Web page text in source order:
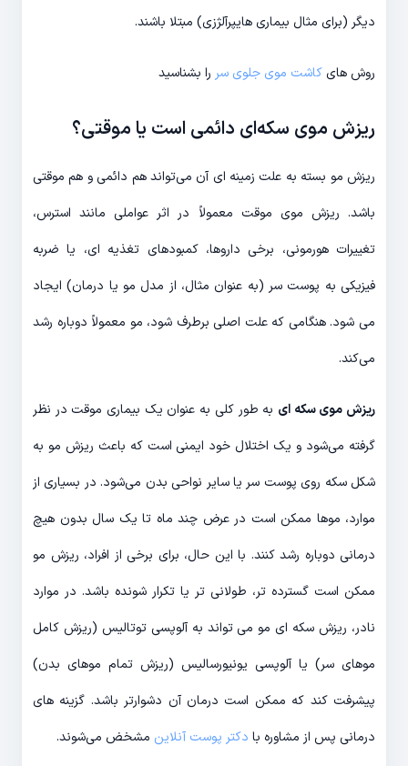
دیگر (برای مثال بیماری هایپرآلژزی) مبتلا باشند.
روش هایکاشت موی جلوی سر را بشناسید
ریزش موی سکه‌ای دائمی است یا موقتی؟
ریزش مو بسته به علت زمینه ای آن می‌تواند هم دائمی و هم موقتی
باشد. ریزش موی موقت معمولاً در اثر عواملی مانند استرس،
تغییرات هورمونی، برخی داروها، کمبودهای تغذیه ای، یا ضربه
فیزیکی به پوست سر (به عنوان مثال، از مدل مو یا درمان) ایجاد
می شود. هنگامی که علت اصلی برطرف شود، مو معمولاً دوباره رشد
می‌کند.
ریزش موی سکه ای به طور کلی به عنوان یک بیماری موقت در نظر
گرفته می‌شود و یک اختلال خود ایمنی است که باعث ریزش مو به
شکل سکه روی پوست سر یا سایر نواحی بدن می‌شود. در بسیاری از
موارد، موها ممکن است در عرض چند ماه تا یک سال بدون هیچ
درمانی دوباره رشد کنند. با این حال، برای برخی از افراد، ریزش مو
ممکن است گسترده تر، طولانی تر یا تکرار شونده باشد. در موارد
نادر، ریزش سکه ای مو می تواند به آلوپسی توتالیس (ریزش کامل
موهای سر) یا آلوپسی یونیورسالیس (ریزش تمام موهای بدن)
پیشرفت کند که ممکن است درمان آن دشوارتر باشد. گزینه های
درمانی پس از مشاوره با دکتر پوست آنلاین مشخض می‌شوند.